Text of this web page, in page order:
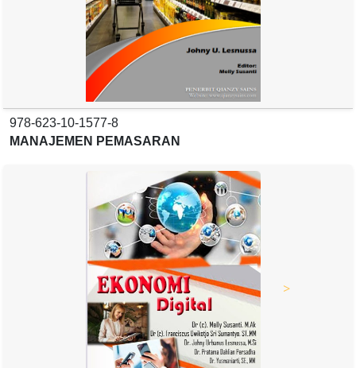
978-623-10-1577-8
MANAJEMEN PEMASARAN
>